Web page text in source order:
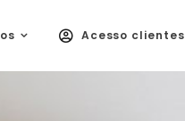
Acesso clientes